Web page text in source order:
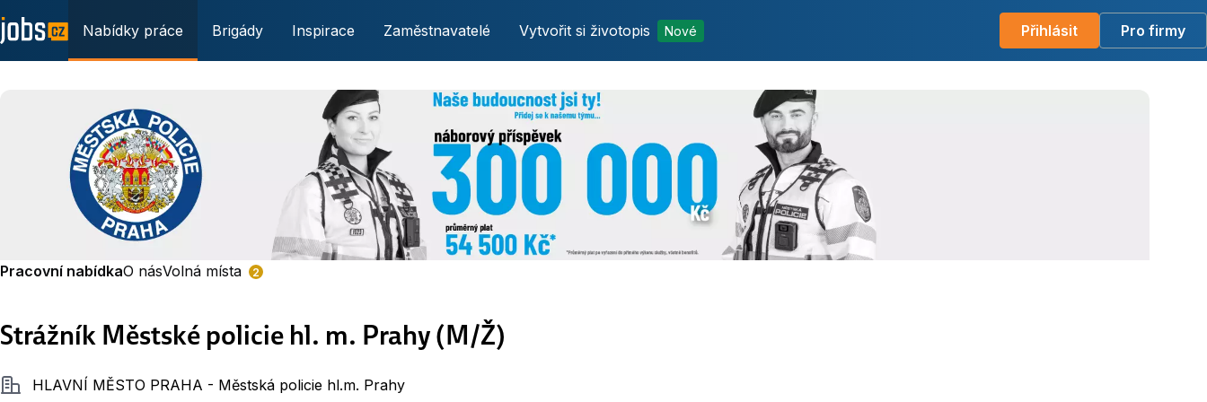
Nabídky práce Brigády Inspirace Zaměstnavatelé Vytvořit si životopis Nové Přihlásit Pro firmy
Pracovní nabídkaO násVolná místa 2
Strážník Městské policie hl. m. Prahy (M/Ž)
SpolečnostHLAVNÍ MĚSTO PRAHA - Městská policie hl.m. Prahy